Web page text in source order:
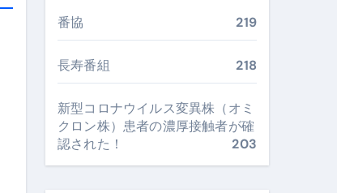
新しいサプリ体験
ドブック
別に失敗しない
ト（高齢者にも）
番協 219
長寿番組 218
新型コロナウイルス変異株（オミ
クロン株）患者の濃厚接触者が確
認された！
203